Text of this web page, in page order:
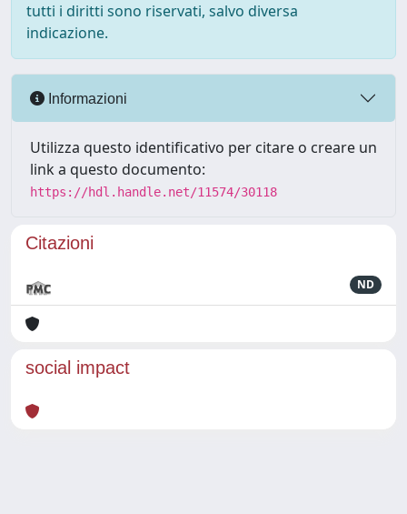
tutti i diritti sono riservati, salvo diversa
indicazione.
Informazioni
Utilizza questo identificativo per citare o creare un
link a questo documento:
https://hdl.handle.net/11574/30118
Citazioni
ND
social impact